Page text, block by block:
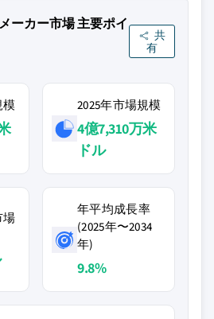
ーカー市場 主要ポイ
共
有
模 2025年市場規模
4億7,310万米
ドル
場
年平均成長率
(2025年〜2034
年)
9.8%